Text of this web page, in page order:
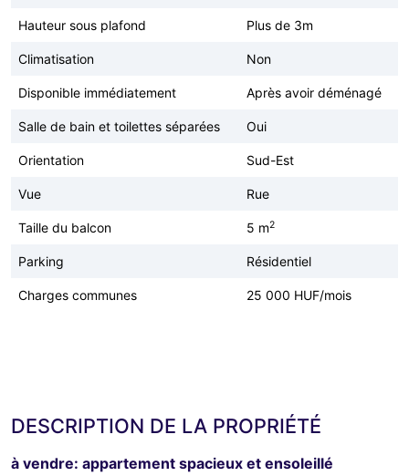
Hauteur sous plafond Plus de 3m
Climatisation Non
Disponible immédiatement Après avoir déménagé
Salle de bain et toilettes séparées Oui
Orientation Sud-Est
Vue Rue
Taille du balcon 5 m2
Parking Résidentiel
Charges communes 25 000 HUF/mois
DESCRIPTION DE LA PROPRIÉTÉ
à vendre: appartement spacieux et ensoleillé